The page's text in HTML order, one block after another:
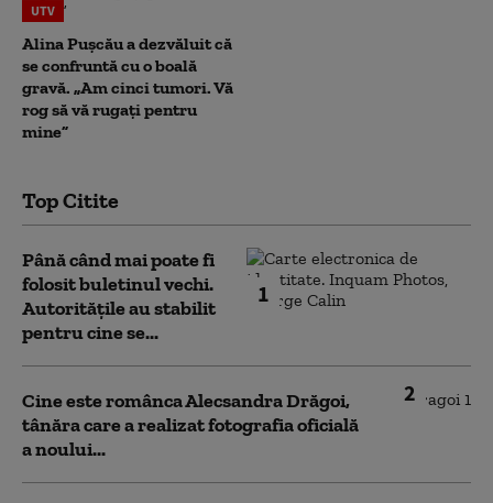
UTV
Alina Pușcău a dezvăluit că
se confruntă cu o boală
gravă. „Am cinci tumori. Vă
rog să vă rugați pentru
mine”
Top Citite
1
Până când mai poate fi
folosit buletinul vechi.
Autoritățile au stabilit
pentru cine se...
2
Cine este românca Alecsandra Drăgoi,
tânăra care a realizat fotografia oficială
a noului...